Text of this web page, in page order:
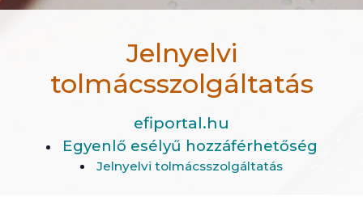
Jelnyelvi
tolmácsszolgáltatás
efiportal.hu
Egyenlő esélyű hozzáférhetőség
Jelnyelvi tolmácsszolgáltatás